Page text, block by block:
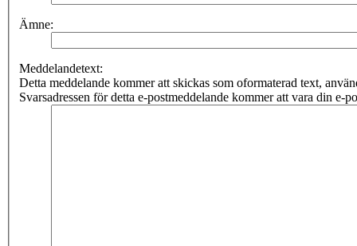
Ämne:
Meddelandetext:
Detta meddelande kommer att skickas som oformaterad text,
Svarsadressen för detta e-postmeddelande kommer att vara din e-